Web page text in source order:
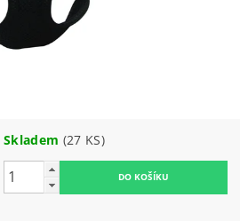
Skladem (27 KS)